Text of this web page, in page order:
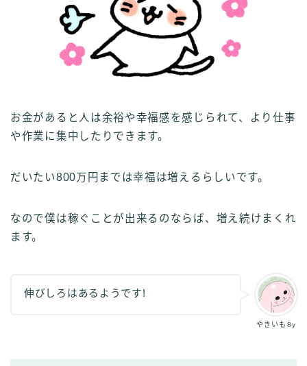
お金があると人は余裕や幸福感を感じられて、より仕事
や作業に集中したりできます。
だいたい800万円までは幸福は増えるらしいです。
なので僕は稼ぐことが出来るのならば、増え続けまくれ
ます。
やきいも8y
伸びしろはあるようです!